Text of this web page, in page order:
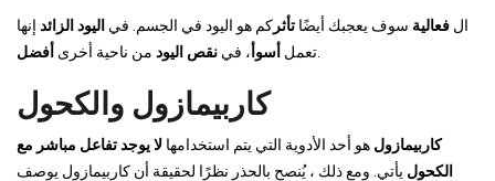
ال فعالية سوف يعجبك أيضًا تأثر كم هو اليود في الجسم. في اليود الزائد إنها
تعمل أسوأ ، في نقص اليود من ناحية أخرى أفضل
كاربيمازول والكحول
كاربيمازول هو أحد الأدوية التي يتم استخدامها لا يوجد تفاعل مباشر مع
الكحول يأتي. ومع ذلك ، يُنصح بالحذر نظرًا لحقيقة أن كاربيمازول يوصف